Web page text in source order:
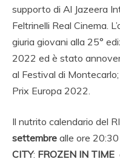
supporto di Al Jazeera
Feltrinelli Real Cinema.
giuria giovani alla 25°
2022 ed è stato
al Festival di
Prix Europa 2022.
Il nutrito calendario del
settembre alle ore 20:30
CITY: FROZEN IN TIME